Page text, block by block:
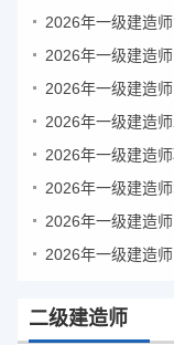
2026年一级建造
2026年一级建造
2026年一级建造
2026年一级建造
2026年一级建造
2026年一级建造
2026年一级建造
2026年一级建造
二级建造师